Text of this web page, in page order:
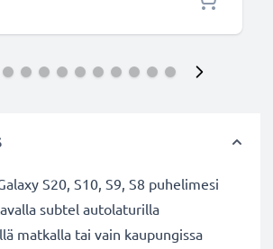
S20, S10, S9, S8 puhelimesi
subtel autolaturilla
matkalla tai vain kaupungissa